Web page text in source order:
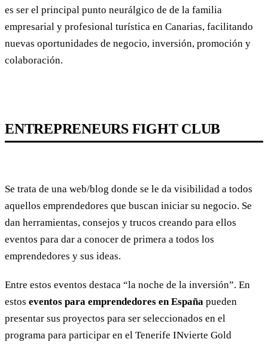
es ser el principal punto neurálgico de de la familia
empresarial y profesional turística en Canarias, facilitando
nuevas oportunidades de negocio, inversión, promoción y
colaboración.
ENTREPRENEURS FIGHT CLUB
Se trata de una web/blog donde se le da visibilidad a todos
aquellos emprendedores que buscan iniciar su negocio. Se
dan herramientas, consejos y trucos creando para ellos
eventos para dar a conocer de primera a todos los
emprendedores y sus ideas.
Entre estos eventos destaca “la noche de la inversión”. En
estos eventos para emprendedores en España pueden
presentar sus proyectos para ser seleccionados en el
programa para participar en el Tenerife INvierte Gold